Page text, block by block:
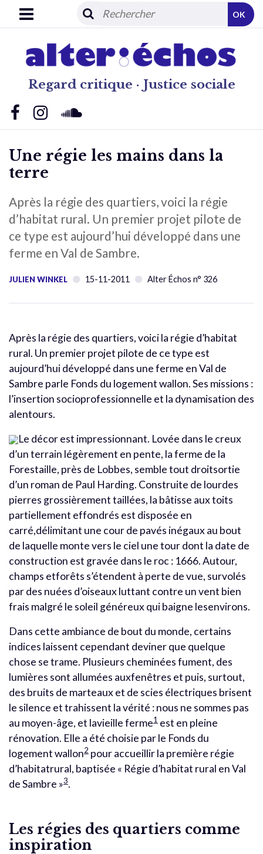
Regard critique · Justice sociale
OK
Une régie les mains dans la
terre
Après la régie des quartiers, voici la régie
d’habitat rural. Un premier projet pilote de
ce type est aujourd’hui développé dans une
ferme en Val de Sambre.
JULIEN WINKEL 15-11-2011 Alter Échos n° 326
Après la régie des quartiers, voici la régie d’habitat
rural. Un premier projet pilote de ce type est
aujourd’hui développé dans une ferme en Val de
Sambre parle Fonds du logement wallon. Ses missions :
l’insertion socioprofessionnelle et la dynamisation des
alentours.
Le décor est impressionnant. Lovée dans le creux
d’un terrain légèrement en pente, la ferme de la
Forestaille, près de Lobbes, semble tout droitsortie
d’un roman de Paul Harding. Construite de lourdes
pierres grossièrement taillées, la bâtisse aux toits
partiellement effondrés est disposée en
carré,délimitant une cour de pavés inégaux au bout
de laquelle monte vers le ciel une tour dont la date de
construction est gravée dans le roc : 1666. Autour,
champs etforêts s’étendent à perte de vue, survolés
par des nuées d’oiseaux luttant contre un vent bien
frais malgré le soleil généreux qui baigne lesenvirons.
Dans cette ambiance de bout du monde, certains
indices laissent cependant deviner que quelque
chose se trame. Plusieurs cheminées fument, des
lumières sont allumées auxfenêtres et puis, surtout,
des bruits de marteaux et de scies électriques brisent
le silence et trahissent la vérité : nous ne sommes pas
au moyen-âge, et lavieille ferme1 est en pleine
rénovation. Elle a été choisie par le Fonds du
logement wallon2 pour accueillir la première régie
d’habitatrural, baptisée « Régie d’habitat rural en Val
de Sambre »3.
Les régies des quartiers comme
inspiration